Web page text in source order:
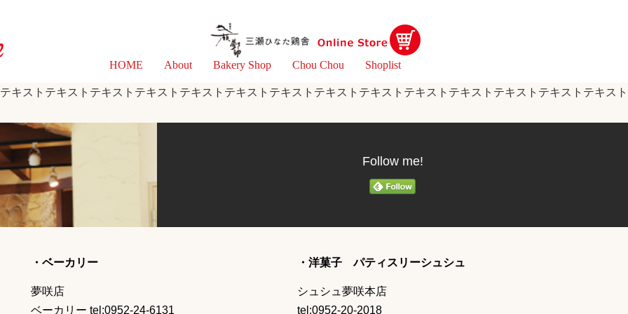
HOME About Bakery Shop Chou Chou Shoplist
キストテキストテキストテキストテキストテキストテキストテキストテキストテキストテキストテキストテキストテキスト
Follow me!
・ベーカリー
夢咲店
ベーカリー tel:0952-24-6131
・洋菓子 パティスリーシュシュ
シュシュ夢咲本店
tel:0952-20-2018